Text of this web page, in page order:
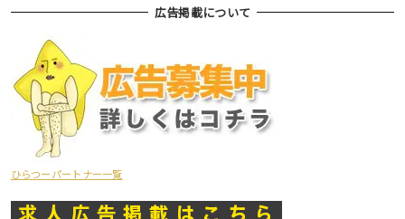
広告掲載について
ひらつーパートナー一覧